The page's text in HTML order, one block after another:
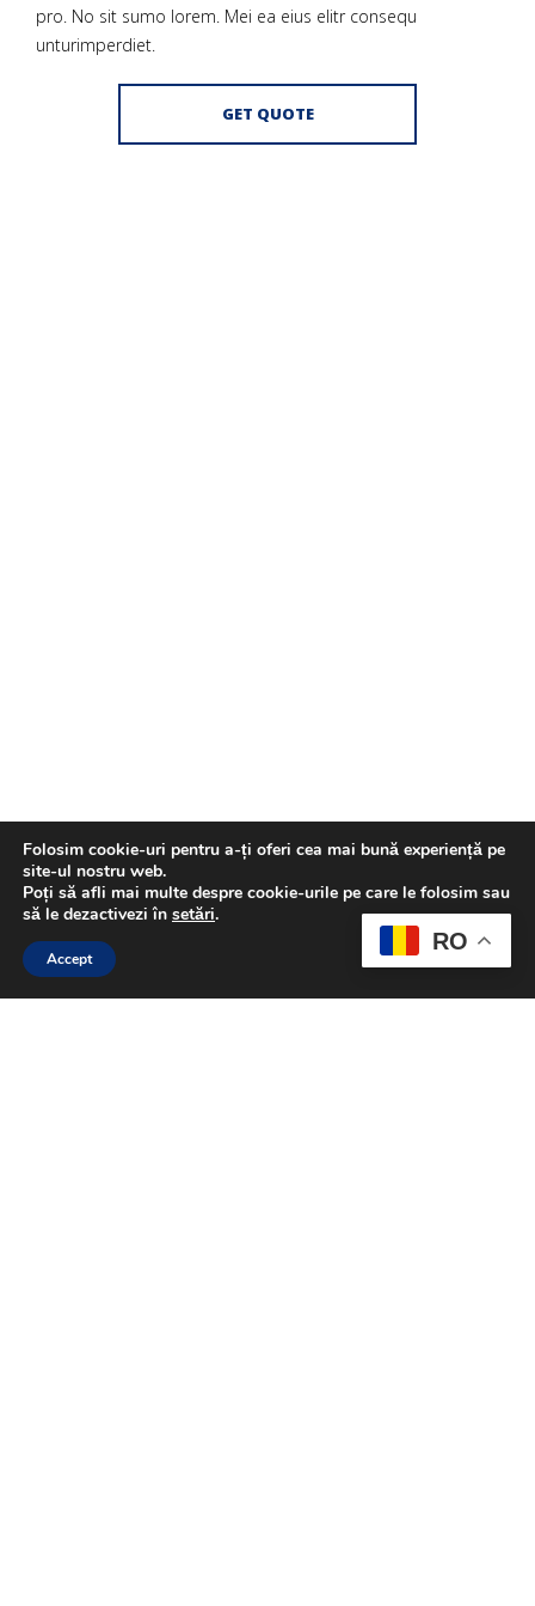
pro. No sit sumo lorem. Mei ea eius elitr consequ
unturimperdiet.
GET QUOTE
RO
Folosim cookie-uri pentru a-ți oferi cea mai bună experiență pe
site-ul nostru web.
Poți să afli mai multe despre cookie-urile pe care le folosim sau
să le dezactivezi în setări.
Accept